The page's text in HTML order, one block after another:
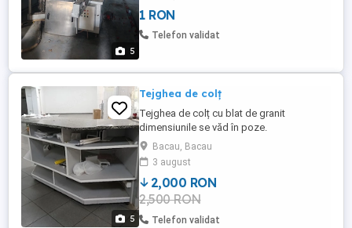
5
1 RON
Telefon validat
5
Tejghea de colț
Tejghea de colț cu blat de granit
dimensiunile se văd în poze.
Bacau, Bacau
3 august
2,000 RON
2,500 RON
Telefon validat